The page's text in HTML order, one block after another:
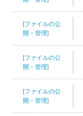
[ファイルの公
開・管理]
[ファイルの公
開・管理]
[ファイルの公
開・管理]